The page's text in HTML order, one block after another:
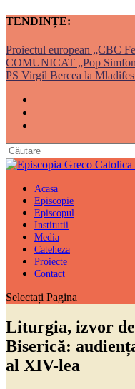
TENDINȚE:
Proiectul european „CBC
COMUNICAT „Pop
PS Virgil Bercea la
Acasa
Episcopie
Episcopul
Institutii
Media
Cateheza
Proiecte
Contact
Selectați Pagina
Liturgia, izvor
Biserică:
al XIV-lea